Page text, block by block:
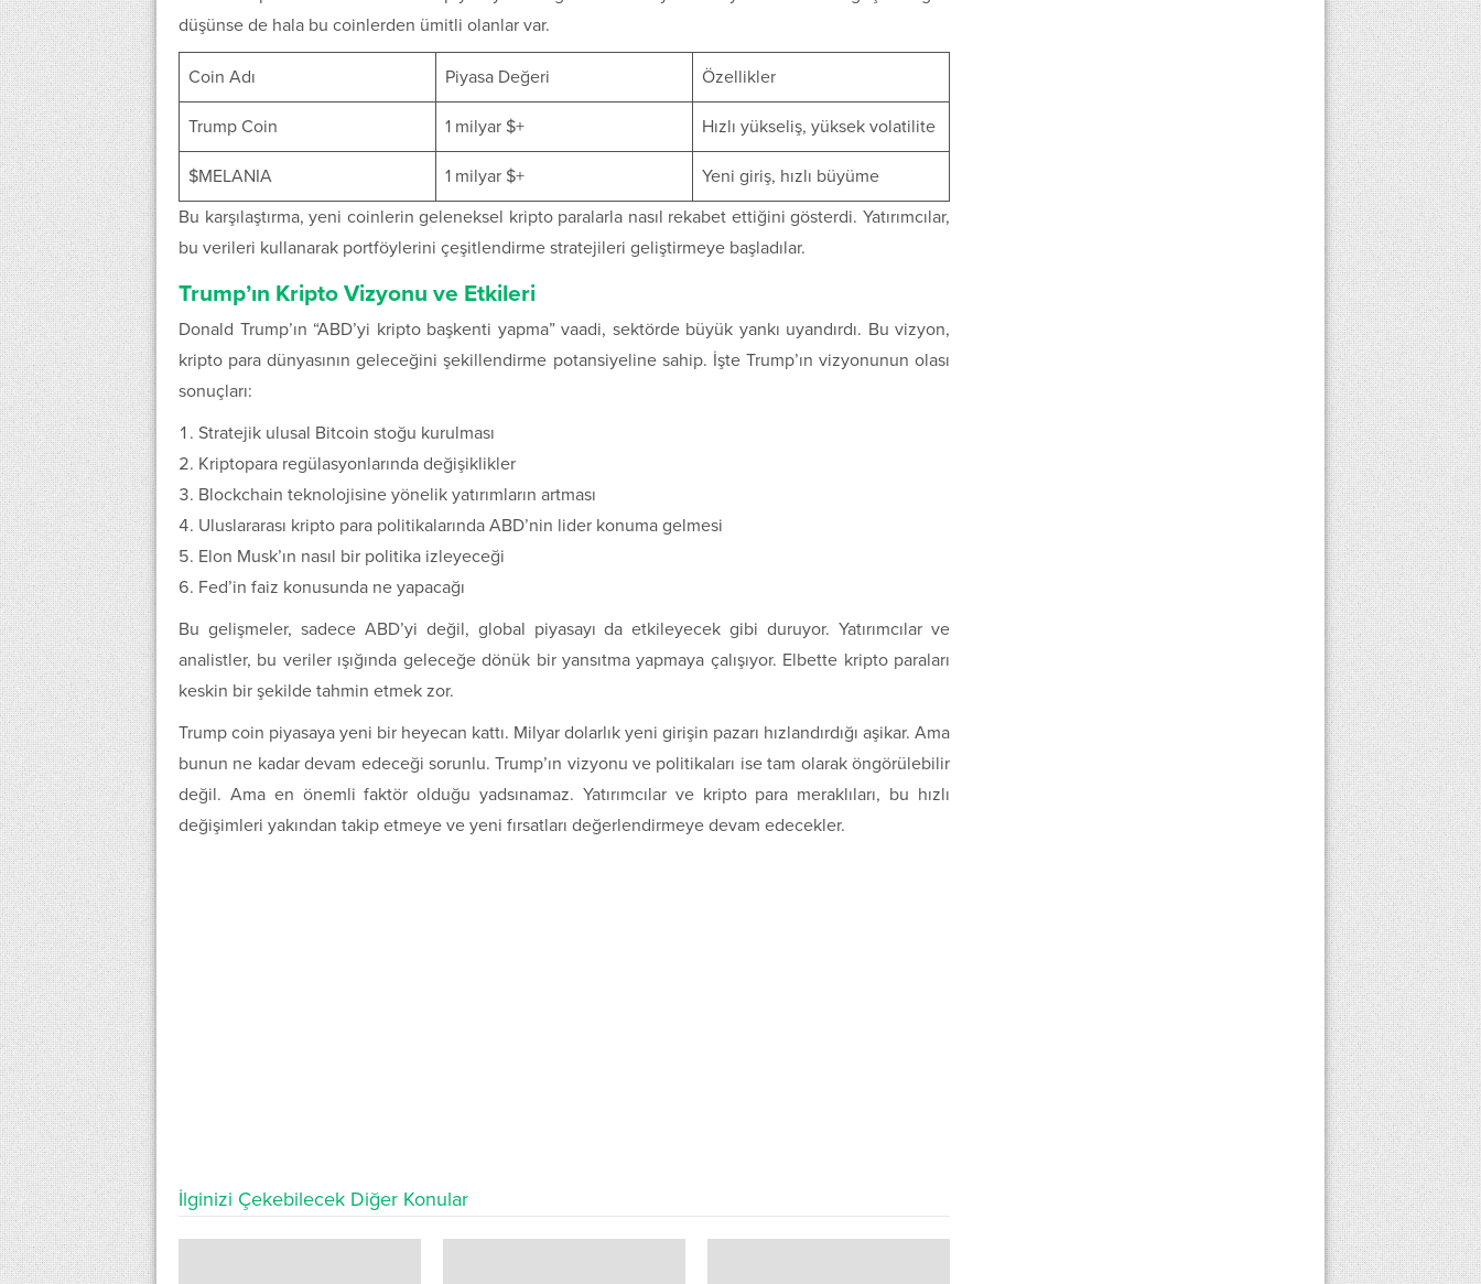
düşünse de hala bu coinlerden ümitli olanlar var.
Coin Adı Piyasa Değeri Özellikler
Trump Coin 1 milyar $+ Hızlı yükseliş, yüksek volatilite
$MELANIA 1 milyar $+
Yeni giriş, hızlı büyüme
Bu karşılaştırma, yeni coinlerin geleneksel kripto paralarla nasıl rekabet ettiğini gösterdi. Yatırımcılar,
bu verileri kullanarak portföylerini çeşitlendirme stratejileri geliştirmeye başladılar.
Trump’ın Kripto Vizyonu ve Etkileri
Donald Trump’ın “ABD’yi kripto başkenti yapma” vaadi, sektörde büyük yankı uyandırdı. Bu vizyon,
kripto para dünyasının geleceğini şekillendirme potansiyeline sahip. İşte Trump’ın vizyonunun olası
sonuçları:
Stratejik ulusal Bitcoin stoğu kurulması
Kriptopara regülasyonlarında değişiklikler
Blockchain teknolojisine yönelik yatırımların artması
Uluslararası kripto para politikalarında ABD’nin lider konuma gelmesi
Elon Musk’ın nasıl bir politika izleyeceği
Fed’in faiz konusunda ne yapacağı
Bu gelişmeler, sadece ABD’yi değil, global piyasayı da etkileyecek gibi duruyor. Yatırımcılar ve
analistler, bu veriler ışığında geleceğe dönük bir yansıtma yapmaya çalışıyor. Elbette kripto paraları
keskin bir şekilde tahmin etmek zor.
Trump coin piyasaya yeni bir heyecan kattı. Milyar dolarlık yeni girişin pazarı hızlandırdığı aşikar. Ama
bunun ne kadar devam edeceği sorunlu. Trump’ın vizyonu ve politikaları ise tam olarak öngörülebilir
değil. Ama en önemli faktör olduğu yadsınamaz. Yatırımcılar ve kripto para meraklıları, bu hızlı
değişimleri yakından takip etmeye ve yeni fırsatları değerlendirmeye devam edecekler.
İlginizi Çekebilecek Diğer Konular